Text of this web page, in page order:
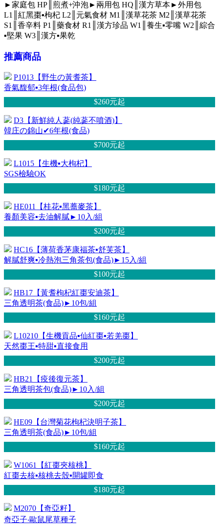
►家庭包 HP║煎煮+沖泡►兩用包 HQ║漢方草本►外用包
L1║紅黑棗▪枸杞 L2║元氣食材 M1║漢草花茶 M2║漢草花茶
S1║香辛料 P1║藥食材 R1║漢方珍品 W1║養生▪零嘴 W2║綜合
▪堅果 W3║漢方▪果乾
推薦商品
P1013【野生の黃耆茶】
香氣馥郁▪3年根(食品包)
$260元起
D3【新鮮純人蔘(純蔘不噴酒)】
韓庄の錦山✔6年根(食品)
$700元起
L1015【生機▪大枸杞】
SGS檢驗OK
$180元起
HE011【桂花▪黑蕎麥茶】
養顏美容▪去油解膩►10入/組
$200元起
HC16【薄荷香茅康福茶▪舒芙茶】
解膩舒爽▪冷熱泡三角茶包(食品)►15入/組
$100元起
HB17【黃耆枸杞紅棗安迪茶】
三角透明茶(食品)►10包/組
$160元起
L10210【生機貢品▪仙紅棗▪若羌棗】
天然棗王▪特甜▪直接食用
$200元起
HB21【疫後復元茶】
三角透明茶包(食品)►10入/組
$200元起
HE09【台灣菊花枸杞決明子茶】
三角透明茶(食品)►10包/組
$160元起
W1061【紅棗夾核桃】
紅棗去核▪核桃去殼▪開罐即食
$180元起
M2070【奇亞籽】
奇亞子‧歐鼠尾草種子